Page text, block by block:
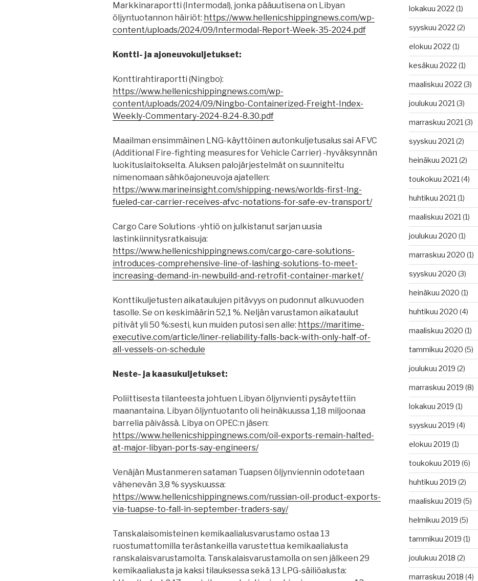
Markkinaraportti (Intermodal), jonka pääuutisena on Libyan
öljyntuotannon häiriöt: https://www.hellenicshippingnews.com/wp-
content/uploads/2024/09/Intermodal-Report-Week-35-2024.pdf
Kontti- ja ajoneuvokuljetukset:
Konttirahtiraportti (Ningbo):
https://www.hellenicshippingnews.com/wp-
content/uploads/2024/09/Ningbo-Containerized-Freight-Index-
Weekly-Commentary-2024-8.24-8.30.pdf
Maailman ensimmäinen LNG-käyttöinen autonkuljetusalus sai AFVC
(Additional Fire-fighting measures for Vehicle Carrier) -hyväksynnän
luokituslaitokselta. Aluksen palojärjestelmät on suunniteltu
nimenomaan sähköajoneuvoja ajatellen:
https://www.marineinsight.com/shipping-news/worlds-first-lng-
fueled-car-carrier-receives-afvc-notations-for-safe-ev-transport/
Cargo Care Solutions -yhtiö on julkistanut sarjan uusia
lastinkiinnitysratkaisuja:
https://www.hellenicshippingnews.com/cargo-care-solutions-
introduces-comprehensive-line-of-lashing-solutions-to-meet-
increasing-demand-in-newbuild-and-retrofit-container-market/
Konttikuljetusten aikataulujen pitävyys on pudonnut alkuvuoden
tasolle. Se on keskimäärin 52,1 %. Neljän varustamon aikataulut
pitivät yli 50 %:sesti, kun muiden putosi sen alle: https://maritime-
executive.com/article/liner-reliability-falls-back-with-only-half-of-
all-vessels-on-schedule
Neste- ja kaasukuljetukset:
Poliittisesta tilanteesta johtuen Libyan öljynvienti pysäytettiin
maanantaina. Libyan öljyntuotanto oli heinäkuussa 1,18 miljoonaa
barrelia päivässä. Libya on OPEC:n jäsen:
https://www.hellenicshippingnews.com/oil-exports-remain-halted-
at-major-libyan-ports-say-engineers/
Venäjän Mustanmeren sataman Tuapsen öljynviennin odotetaan
vähenevän 3,8 % syyskuussa:
https://www.hellenicshippingnews.com/russian-oil-product-exports-
via-tuapse-to-fall-in-september-traders-say/
Tanskalaisomisteinen kemikaalialusvarustamo ostaa 13
ruostumattomilla terästankeilla varustettua kemikaalialusta
ranskalaisvarustamolta. Tanskalaisvarustamolla on sen jälkeen 29
kemikaalialusta ja kaksi tilauksessa sekä 13 LPG-säiliöalusta:
lokakuu 2022 (1)
syyskuu 2022 (2)
elokuu 2022 (1)
kesäkuu 2022 (1)
maaliskuu 2022 (3)
joulukuu 2021 (3)
marraskuu 2021 (3)
syyskuu 2021 (2)
heinäkuu 2021 (2)
toukokuu 2021 (4)
huhtikuu 2021 (1)
maaliskuu 2021 (1)
joulukuu 2020 (1)
marraskuu 2020 (1)
syyskuu 2020 (3)
heinäkuu 2020 (1)
huhtikuu 2020 (4)
maaliskuu 2020 (1)
tammikuu 2020 (5)
joulukuu 2019 (2)
marraskuu 2019 (8)
lokakuu 2019 (1)
syyskuu 2019 (4)
elokuu 2019 (1)
toukokuu 2019 (6)
huhtikuu 2019 (2)
maaliskuu 2019 (5)
helmikuu 2019 (5)
tammikuu 2019 (1)
joulukuu 2018 (2)
marraskuu 2018 (4)